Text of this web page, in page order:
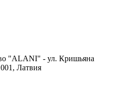
"ALANI" - ул. Кришьяна
Латвия